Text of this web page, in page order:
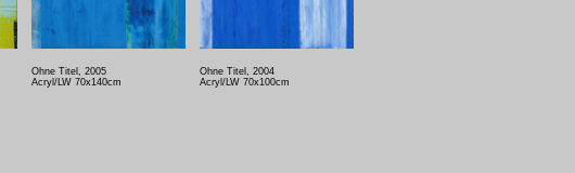
Ohne Titel, 2005
Acryl/LW 70x140cm
Ohne Titel, 2004
Acryl/LW 70x100cm